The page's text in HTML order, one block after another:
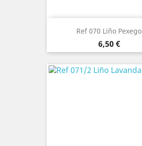
Ref 070 Liño Pexego
Precio
6,50 €